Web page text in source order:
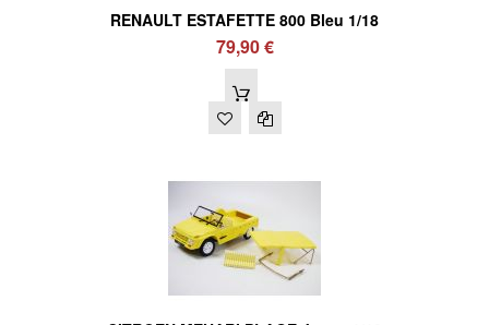
RENAULT ESTAFETTE 800 Bleu 1/18
79,90 €